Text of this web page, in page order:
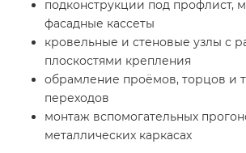
подконструкции под профлист,
фасадные кассеты
кровельные и стеновые узлы с
плоскостями крепления
обрамление проёмов, торцов и
переходов
монтаж вспомогательных
металлических каркасах